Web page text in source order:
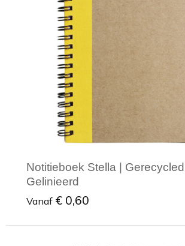
Notitieboek Stella | Gerecycled |
Gelinieerd
Vanaf € 0,60